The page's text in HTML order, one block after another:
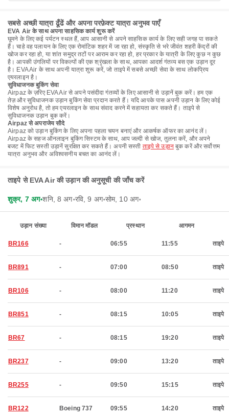
सबसे अच्छी यात्रा ढूँढें और अपना परफ़ेक्ट यात्रा अनुभव पाएँ
EVA Air के साथ अपना साहसिक कार्य शुरू करें
घूमने के लिए कई पर्यटन स्थल हैं, आप आसानी से अपने साहसिक कार्य के लिए सही जगह पा सकते
हैं। चाहे वह पलायन के लिए एक रोमांटिक शहर में जा रहा हो, संस्कृति से भरे जीवंत शहरी केंद्रों की
खोज कर रहा हो, या शांत समुद्र तटों पर आराम कर रहा हो, हर प्रकार के यात्री के लिए कुछ न कुछ
है। आपकी उंगलियों पर विकल्पों की एक श्रृंखला के साथ, आपका आदर्श गंतव्य बस एक उड़ान दूर
है। EVA Air के साथ अपनी यात्रा शुरू करें, जो ताइपे में सबसे अच्छी सेवा के साथ लोकप्रिय
एयरलाइन है।
सुविधाजनक बुकिंग सेवा
Airpaz के ज़रिए EVA Air से अपने पसंदीदा गंतव्यों के लिए आसानी से उड़ानें बुक करें। हम एक
तेज़ और सुविधाजनक उड़ान बुकिंग सेवा प्रदान करते हैं। यदि आपके पास अपनी उड़ान के लिए कोई
विशेष अनुरोध है, तो हम एयरलाइन के साथ संवाद करने में सहायता कर सकते हैं। ताइपे से
सुविधाजनक उड़ान बुक करें।
Airpaz से अपराजेय सौदे
Airpaz को उड़ान बुकिंग के लिए अपना पहला चयन बनाएं और आकर्षक ऑफर का आनंद लें।
Airpaz के सहज ऑनलाइन बुकिंग सिस्टम के साथ, आप जल्दी से खोज, तुलना करें, और अपने
बजट में फिट सस्ती उड़ानें सुरक्षित कर सकते हैं। अपनी सस्ती ताइपे से उड़ानबुक करें और सर्वोत्तम
यात्रा अनुभव और अविश्वसनीय बचत का आनंद लें।
ताइपे से EVA Air की उड़ान की अनुसूची की जाँच करें
शुक्र, 7 अग॰शनि, 8 अग॰रवि, 9 अग॰सोम, 10 अग॰
उड़ान संख्या विमान मॉडल प्रस्थान आगमन
BR166 - 06:55 11:55 ताइपे
BR891 - 07:00 08:50 ताइपे
BR106 - 08:00 11:20 ताइपे
BR851 - 08:15 10:05 ताइपे
BR67 - 08:15 19:20 ताइपे
BR237 - 09:00 13:20 ताइपे
BR255 - 09:50 15:15 ताइपे
BR122 Boeing 737 09:55 14:20 ताइपे